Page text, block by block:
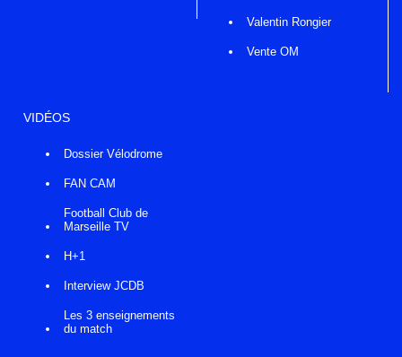
Valentin Rongier
Vente OM
VIDÉOS
Dossier Vélodrome
FAN CAM
Football Club de
Marseille TV
H+1
Interview JCDB
Les 3 enseignements
du match